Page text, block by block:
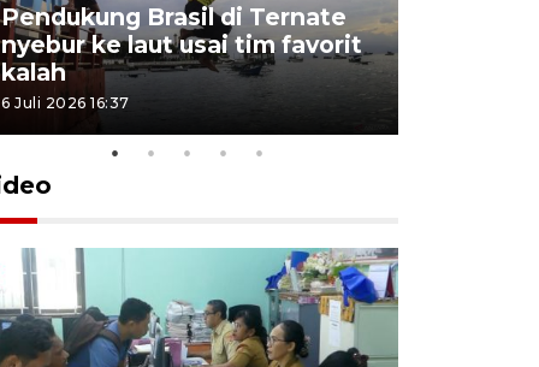
Pendukung Brasil di Ternate
nyebur ke laut usai tim favorit
kalah
6 Juli 2026 16:37